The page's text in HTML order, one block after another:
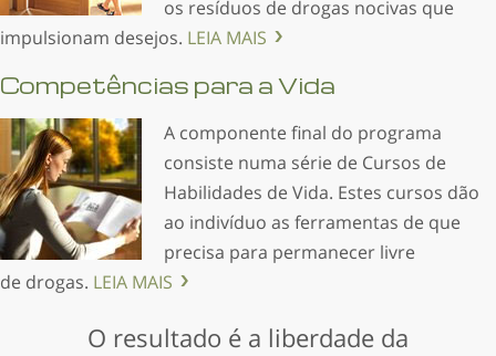
os resíduos de drogas nocivas que
impulsionam desejos. LEIA MAIS
Competências para a Vida
A componente final do programa
consiste numa série de Cursos de
Habilidades de Vida. Estes cursos dão
ao indivíduo as ferramentas de que
precisa para permanecer livre
de drogas. LEIA MAIS
O resultado é a liberdade da